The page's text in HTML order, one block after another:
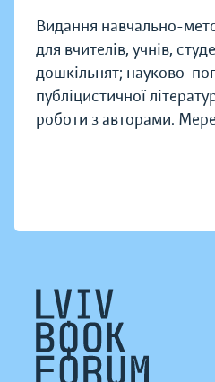
Видання навчально-
для вчителів, учнів,
дошкільнят; науково-
публіцистичної
роботи з авторами.